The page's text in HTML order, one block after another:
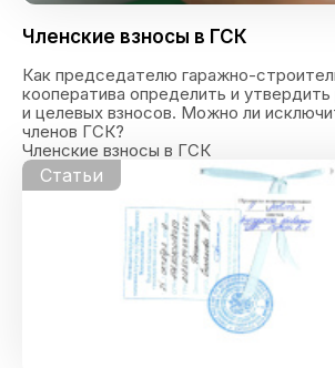
Членские взносы в ГСК
Как председателю гаражно-
кооператива определить и
и целевых взносов. Можно ли
членов ГСК?
Членские взносы в ГСК
Статьи